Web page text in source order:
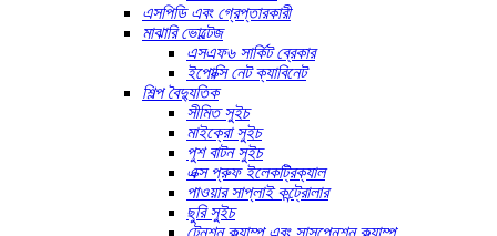
এসপিডি এবং গ্রেপ্তারকারী
মাঝারি ভোল্টেজ
এসএফ৬ সার্কিট ব্রেকার
ইপোক্সি নেট ক্যাবিনেট
শিল্প বৈদ্যুতিক
সীমিত সুইচ
মাইক্রো সুইচ
পুশ বাটন সুইচ
এক্স প্রুফ ইলেকট্রিক্যাল
পাওয়ার সাপ্লাই কন্ট্রোলার
ছুরি সুইচ
টেনশন ক্ল্যাম্প এবং সাসপেনশন ক্ল্যাম্প